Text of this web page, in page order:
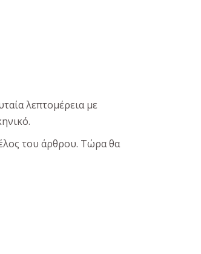
λεπτομέρεια με
του άρθρου. Τώρα θα